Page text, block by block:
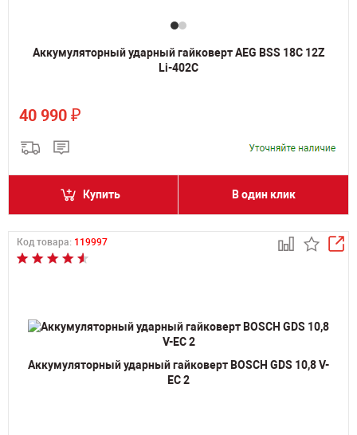
Аккумуляторный ударный гайковерт AEG BSS 18C 12Z
Li-402C
40 990 ₽
Купить В один клик
Код товара: 119997
Аккумуляторный ударный гайковерт BOSCH GDS 10,8 V-
EC 2